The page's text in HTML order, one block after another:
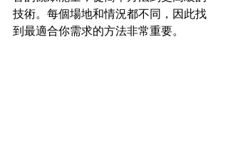
技術。每個場地和情況都不同，因此找
到最適合你需求的方法非常重要。